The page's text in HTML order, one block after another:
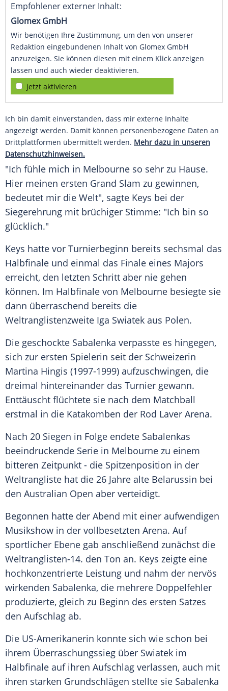
Empfohlener externer Inhalt:
Glomex GmbH
Wir benötigen Ihre Zustimmung, um den von unserer
Redaktion eingebundenen Inhalt von Glomex GmbH
anzuzeigen. Sie können diesen mit einem Klick anzeigen
lassen und auch wieder deaktivieren.
jetzt aktivieren
Ich bin damit einverstanden, dass mir externe Inhalte
angezeigt werden. Damit können personenbezogene Daten an
Drittplattformen übermittelt werden. Mehr dazu in unseren
Datenschutzhinweisen.
"Ich fühle mich in Melbourne so sehr zu Hause.
Hier meinen ersten Grand Slam zu gewinnen,
bedeutet mir die Welt", sagte Keys bei der
Siegerehrung mit brüchiger Stimme: "Ich bin so
glücklich."
Keys hatte vor Turnierbeginn bereits sechsmal das
Halbfinale und einmal das Finale eines Majors
erreicht, den letzten Schritt aber nie gehen
können. Im Halbfinale von Melbourne besiegte sie
dann überraschend bereits die
Weltranglistenzweite Iga Swiatek aus Polen.
Die geschockte Sabalenka verpasste es hingegen,
sich zur ersten Spielerin seit der Schweizerin
Martina Hingis (1997-1999) aufzuschwingen, die
dreimal hintereinander das Turnier gewann.
Enttäuscht flüchtete sie nach dem Matchball
erstmal in die Katakomben der Rod Laver Arena.
Nach 20 Siegen in Folge endete Sabalenkas
beeindruckende Serie in Melbourne zu einem
bitteren Zeitpunkt - die Spitzenposition in der
Weltrangliste hat die 26 Jahre alte Belarussin bei
den Australian Open aber verteidigt.
Begonnen hatte der Abend mit einer aufwendigen
Musikshow in der vollbesetzten Arena. Auf
sportlicher Ebene gab anschließend zunächst die
Weltranglisten-14. den Ton an. Keys zeigte eine
hochkonzentrierte Leistung und nahm der nervös
wirkenden Sabalenka, die mehrere Doppelfehler
produzierte, gleich zu Beginn des ersten Satzes
den Aufschlag ab.
Die US-Amerikanerin konnte sich wie schon bei
ihrem Überraschungssieg über Swiatek im
Halbfinale auf ihren Aufschlag verlassen, auch mit
ihren starken Grundschlägen stellte sie Sabalenka